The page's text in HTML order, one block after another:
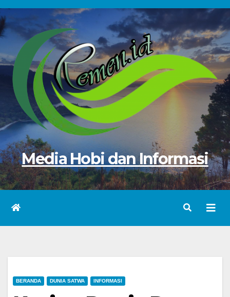
Skip
to
content
Media Hobi dan Informasi
BERANDA DUNIA SATWA INFORMASI